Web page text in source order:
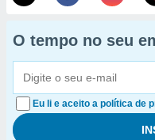
O tempo no seu
Eu li e aceito a política de